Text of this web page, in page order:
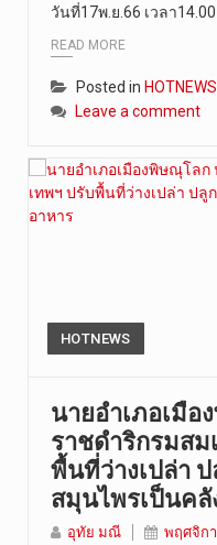
วันที่17พ.ย.66 เวลา
READ MORE
Posted in HOTNEWS
Leave a comment
HOTNEWS
นายอำเภอเมื
ราชดำริกรมสม
พื้นที่ว่างเปล่า
สมุนไพรเป็นคลั
อุทัย มณี พฤศจิกา